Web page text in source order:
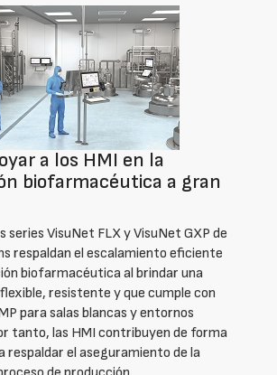
a los HMI en la
biofarmacéutica a gran
series VisuNet FLX y VisuNet GXP de
respaldan el escalamiento eficiente
biofarmacéutica al brindar una
resistente y que cumple con
para salas blancas y entornos
tanto, las HMI contribuyen de forma
respaldar el aseguramiento de la